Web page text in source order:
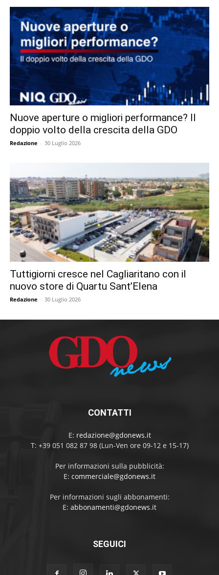
Nuove aperture o migliori performance? Il
doppio volto della crescita della GDO
Redazione - 30 Luglio 2026
Tuttigiorni cresce nel Cagliaritano con il
nuovo store di Quartu Sant’Elena
Redazione - 30 Luglio 2026
CONTATTI
E: redazione@gdonews.it
T: +39 051 082 87 98 (Lun-Ven ore 09-12 e 15-17)
Per informazioni sulla pubblicità:
E: commerciale@gdonews.it
Per informazioni sugli abbonamenti:
E: abbonamenti@gdonews.it
SEGUICI